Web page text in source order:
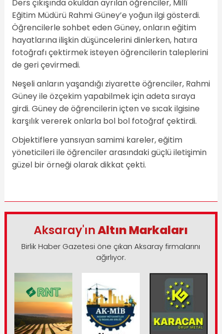
Ders çıkışında okuldan ayrılan öğrenciler, Millî
Eğitim Müdürü Rahmi Güney’e yoğun ilgi gösterdi.
Öğrencilerle sohbet eden Güney, onların eğitim
hayatlarına ilişkin düşüncelerini dinlerken, hatıra
fotoğrafı çektirmek isteyen öğrencilerin taleplerini
de geri çevirmedi.
Neşeli anların yaşandığı ziyarette öğrenciler, Rahmi
Güney ile özçekim yapabilmek için adeta sıraya
girdi. Güney de öğrencilerin içten ve sıcak ilgisine
karşılık vererek onlarla bol bol fotoğraf çektirdi.
Objektiflere yansıyan samimi kareler, eğitim
yöneticileri ile öğrenciler arasındaki güçlü iletişimin
güzel bir örneği olarak dikkat çekti.
Aksaray'ınAltın Markaları
Birlik Haber Gazetesi öne çıkan Aksaray firmalarını
ağırlıyor.